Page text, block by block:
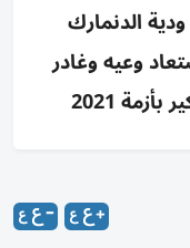
الدنمارك
وعيه وغادر
2021